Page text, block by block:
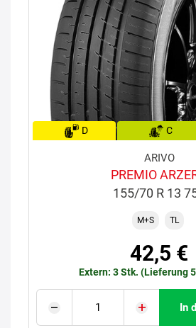
D C
ARIVO
PREMIO
155/70 R 13
M+S TL
42,5 €
Extern: 3 Stk. (Lieferung
In